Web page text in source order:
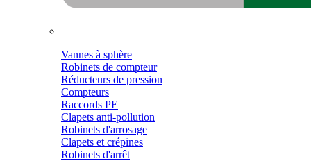
Vannes à sphère
Robinets de compteur
Réducteurs de pression
Compteurs
Raccords PE
Clapets anti-pollution
Robinets d'arrosage
Clapets et crépines
Robinets d'arrêt